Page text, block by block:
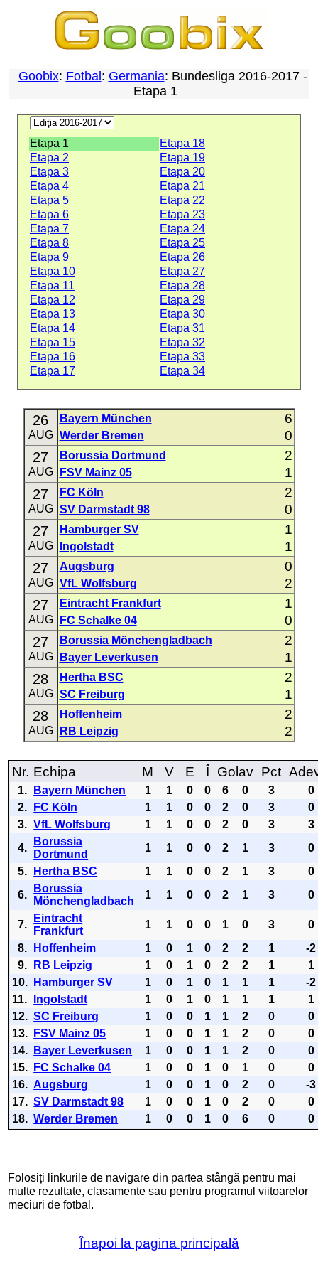
Goobix: Fotbal : Germania: Bundesliga 2016-2017 -
Etapa 1
Etapa 1
Etapa 18
Etapa 2
Etapa 19
Etapa 3
Etapa 20
Etapa 4
Etapa 21
Etapa 5
Etapa 22
Etapa 6
Etapa 23
Etapa 7
Etapa 24
Etapa 8
Etapa 25
Etapa 9
Etapa 26
Etapa 10
Etapa 27
Etapa 11
Etapa 28
Etapa 12
Etapa 29
Etapa 13
Etapa 30
Etapa 14
Etapa 31
Etapa 15
Etapa 32
Etapa 16
Etapa 33
Etapa 17
Etapa 34
26
AUG
Bayern München 6
Werder Bremen 0
27
AUG
Borussia Dortmund 2
FSV Mainz 05 1
27
AUG
FC Köln 2
SV Darmstadt 98 0
27
AUG
Hamburger SV 1
Ingolstadt 1
27
AUG
Augsburg 0
VfL Wolfsburg 2
27
AUG
Eintracht Frankfurt 1
FC Schalke 04 0
27
AUG
Borussia Mönchengladbach 2
Bayer Leverkusen 1
28
AUG
Hertha BSC 2
SC Freiburg 1
28
AUG
Hoffenheim 2
RB Leipzig 2
Nr. Echipa M V E Î Golav Pct
1. Bayern München 1 1 0 0 6 0 3
0
2.
FC Köln 1 1 0 0 2 0 3
0
3. VfL Wolfsburg 1 1 0 0 2 0 3
3
4.
Borussia
Dortmund
1 1 0 0 2 1 3
0
5.
Hertha BSC 1 1 0 0 2 1 3
0
6.
Borussia
Mönchengladbach
1 1 0 0 2 1 3 0
7.
Eintracht
Frankfurt
1 1 0 0 1 0 3
0
8.
Hoffenheim 1 0 1 0 2 2 1
-2
9.
RB Leipzig 1 0 1 0 2 2 1
1
10.
Hamburger SV 1 0 1 0 1 1 1
-2
11.
Ingolstadt 1 0 1 0 1 1 1
1
12. SC Freiburg 1 0 0 1 1 2 0
0
13.
FSV Mainz 05 1 0 0 1 1 2 0
0
14.
Bayer Leverkusen 1 0 0 1 1 2 0
0
15.
FC Schalke 04 1 0 0 1 0 1 0
0
16. Augsburg 1 0 0 1 0 2 0
-3
17. SV Darmstadt 98 1 0 0 1 0 2 0
0
18. Werder Bremen 1 0 0 1 0 6 0 0
Folosiți linkurile de navigare din partea stângă pentru mai
multe rezultate, clasamente sau pentru programul viitoarelor
meciuri de fotbal.
Înapoi la pagina principală